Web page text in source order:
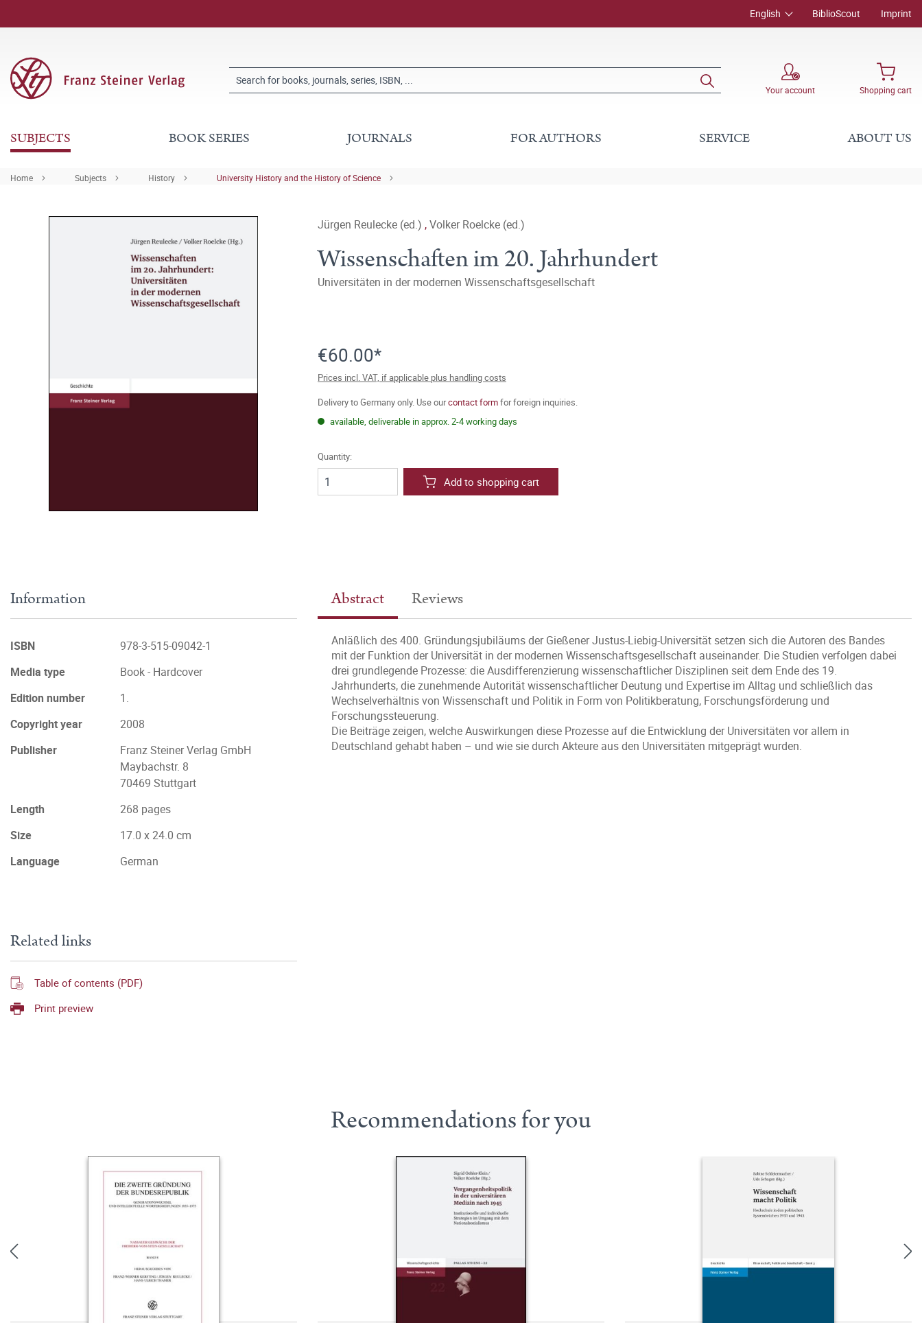
English BiblioScout Imprint
Your account Shopping cart
SUBJECTS BOOK SERIES JOURNALS FOR AUTHORS SERVICE ABOUT US
Home Subjects History University History and the History of Science
Jürgen Reulecke (ed.) ,Volker Roelcke (ed.)
Wissenschaften im 20. Jahrhundert
Universitäten in der modernen Wissenschaftsgesellschaft
€60.00*
Prices incl. VAT, if applicable plus handling costs
Delivery to Germany only. Use ourcontact formfor foreign inquiries.
available, deliverable in approx. 2-4 working days
Quantity:
Add to shopping cart
Abstract Reviews
Anläßlich des 400. Gründungsjubiläums der Gießener Justus-Liebig-Universität setzen sich die Autoren des Bandes
mit der Funktion der Universität in der modernen Wissenschaftsgesellschaft auseinander. Die Studien verfolgen dabei
drei grundlegende Prozesse: die Ausdifferenzierung wissenschaftlicher Disziplinen seit dem Ende des 19.
Jahrhunderts, die zunehmende Autorität wissenschaftlicher Deutung und Expertise im Alltag und schließlich das
Wechselverhältnis von Wissenschaft und Politik in Form von Politikberatung, Forschungsförderung und
Forschungssteuerung.
Die Beiträge zeigen, welche Auswirkungen diese Prozesse auf die Entwicklung der Universitäten vor allem in
Deutschland gehabt haben – und wie sie durch Akteure aus den Universitäten mitgeprägt wurden.
Information
ISBN
978-3-515-09042-1
Media type
Book - Hardcover
Edition number
1.
Copyright year
2008
Publisher
Franz Steiner Verlag GmbH
Maybachstr. 8
70469 Stuttgart
Length
268 pages
Size
17.0 x 24.0 cm
Language
German
Related links
Table of contents (PDF)
Print preview
Recommendations for you